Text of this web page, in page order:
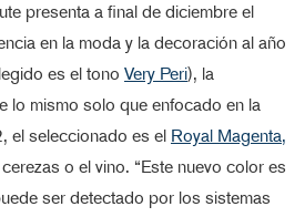
presenta a final de diciembre el
en la moda y la decoración al año
es el tono Very Peri), la
lo mismo solo que enfocado en la
el seleccionado es el Royal Magenta,
o el vino. “Este nuevo color es
ser detectado por los sistemas